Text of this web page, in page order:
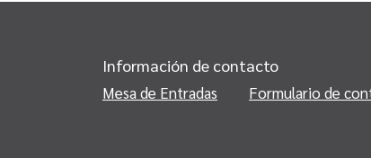
Información de contacto
Mesa de Entradas Formulario de